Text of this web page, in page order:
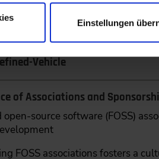
Einstellungen
and Opening Addres
Vehicle
of Associations and
open-source software (FOSS)
FOSS associations fosters a